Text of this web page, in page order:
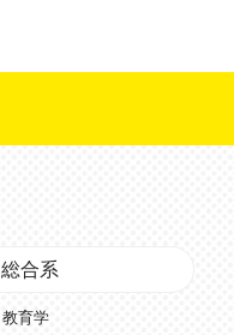
総合系
教育学